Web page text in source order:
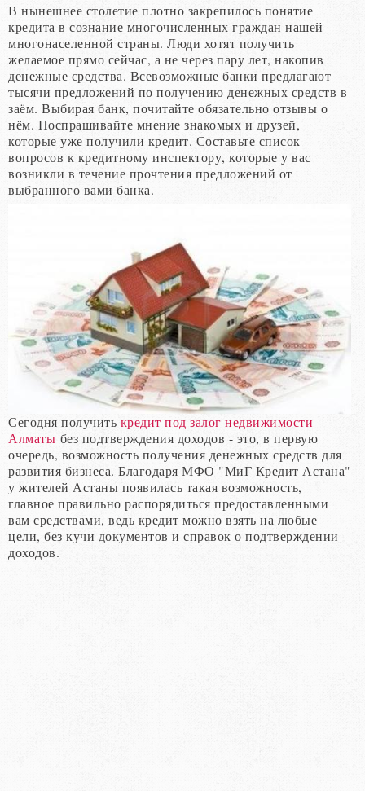
В нынешнее столетие плотно закрепилось понятие
кредита в сознание многочисленных граждан нашей
многонаселенной страны. Люди хотят получить
желаемое прямо сейчас, а не через пару лет, накопив
денежные средства. Всевозможные банки предлагают
тысячи предложений по получению денежных средств в
заём. Выбирая банк, почитайте обязательно отзывы о
нём. Поспрашивайте мнение знакомых и друзей,
которые уже получили кредит. Составьте список
вопросов к кредитному инспектору, которые у вас
возникли в течение прочтения предложений от
выбранного вами банка.
Сегодня получить кредит под залог недвижимости
Алматы без подтверждения доходов - это, в первую
очередь, возможность получения денежных средств для
развития бизнеса. Благодаря МФО "МиГ Кредит Астана"
у жителей Астаны появилась такая возможность,
главное правильно распорядиться предоставленными
вам средствами, ведь кредит можно взять на любые
цели, без кучи документов и справок о подтверждении
доходов.